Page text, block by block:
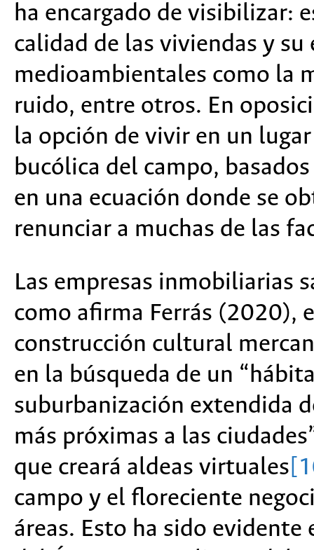
ha encargado de visibilizar:
calidad de las viviendas y
medioambientales como la
ruido, entre otros. En
la opción de vivir en un
bucólica del campo,
en una ecuación donde se
renunciar a muchas de las
Las empresas inmobiliarias
como afirma Ferrás (2020),
construcción cultural
en la búsqueda de un
suburbanización extendida
más próximas a las
que creará aldeas virtuales
campo y el floreciente
áreas. Esto ha sido